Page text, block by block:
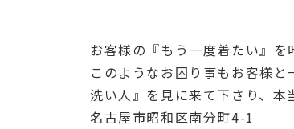
お客様の『もう一度着たい』を
このようなお困り事もお客様
洗い人』を見に来て下さり、
名古屋市昭和区南分町4-1